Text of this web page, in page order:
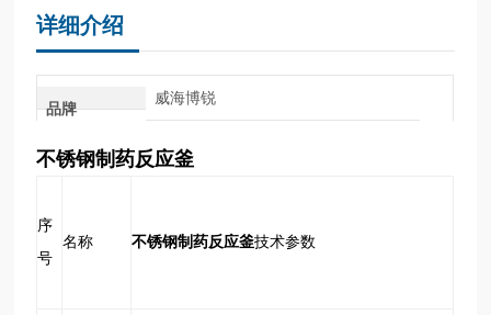
详细介绍
品牌
威海博锐
不锈钢制药反应釜
序
号
名称 不锈钢制药反应釜技术参数